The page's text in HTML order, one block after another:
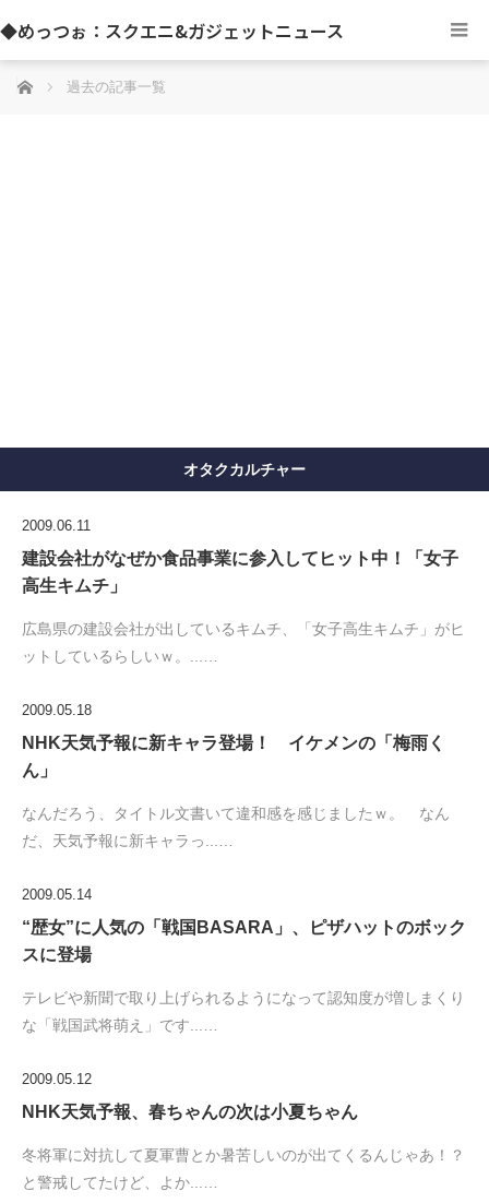
◆めっつぉ：スクエニ&ガジェットニュース
ホーム 過去の記事一覧
オタクカルチャー
2009.06.11
建設会社がなぜか食品事業に参入してヒット中！「女子
高生キムチ」
広島県の建設会社が出しているキムチ、「女子高生キムチ」がヒ
ットしているらしいｗ。...…
2009.05.18
NHK天気予報に新キャラ登場！ イケメンの「梅雨く
ん」
なんだろう、タイトル文書いて違和感を感じましたｗ。 なん
だ、天気予報に新キャラっ...…
2009.05.14
“歴女”に人気の「戦国BASARA」、ピザハットのボック
スに登場
テレビや新聞で取り上げられるようになって認知度が増しまくり
な「戦国武将萌え」です...…
2009.05.12
NHK天気予報、春ちゃんの次は小夏ちゃん
冬将軍に対抗して夏軍曹とか暑苦しいのが出てくるんじゃあ！？
と警戒してたけど、よか...…